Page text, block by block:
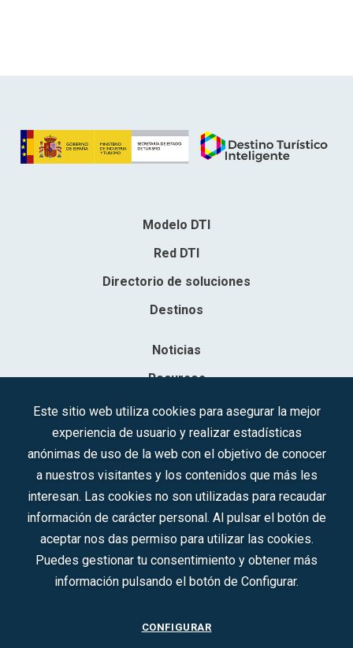
Modelo DTI
Red DTI
Directorio de soluciones
Destinos
Noticias
Recursos
Contacto
Sociedad Mercantil Estatal para la Gestión de la Innovación y las
Síguenos en redes sociales:
CONTACTO
Este sitio web utiliza cookies para asegurar la mejor
experiencia de usuario y realizar estadísticas
anónimas de uso de la web con el objetivo de conocer
a nuestros visitantes y los contenidos que más les
interesan. Las cookies no son utilizadas para recaudar
información de carácter personal. Al pulsar el botón de
aceptar nos das permiso para utilizar las cookies.
Puedes gestionar tu consentimiento y obtener más
información pulsando el botón de Configurar.
CONFIGURAR